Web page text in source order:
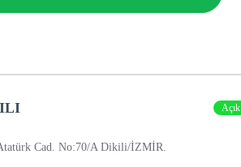
Açık
Cad. No:70/A Dikili/İZMİR.